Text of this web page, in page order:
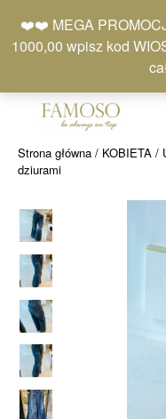
❤️❤️ MEGA
1000,00 wpisz kod
content
Strona główna / KOBIETA /
dziurami